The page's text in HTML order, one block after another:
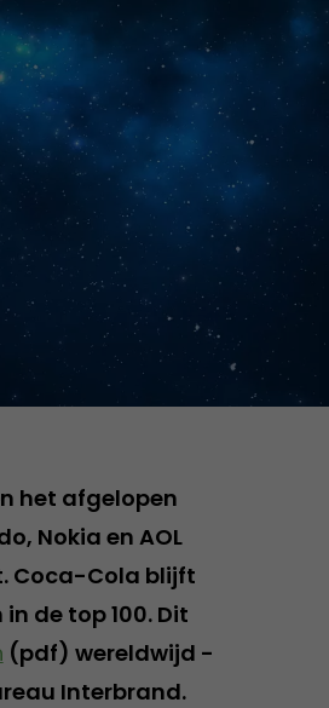
het afgelopen
Nokia en AOL
Coca-Cola blijft
de top 100. Dit
(pdf) wereldwijd -
Interbrand.